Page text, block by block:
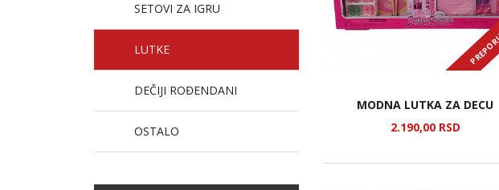
SETOVI ZA IGRU
LUTKE
DEČIJI ROĐENDANI
OSTALO
MODNA LUTKA ZA DECU
2.190,00 RSD